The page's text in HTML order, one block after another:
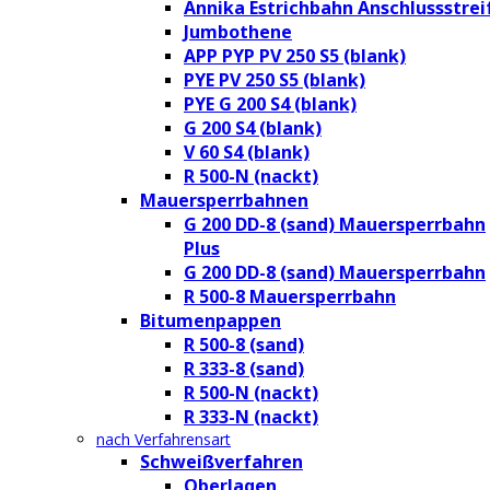
Annika Estrichbahn
Jumbothene
APP PYP PV 250 S5 (blank)
PYE PV 250 S5 (blank)
PYE G 200 S4 (blank)
G 200 S4 (blank)
V 60 S4 (blank)
R 500-N (nackt)
Mauersperrbahnen
G 200 DD-8 (sand) Mauersperrbahn
Plus
G 200 DD-8 (sand) Mauersperrbahn
R 500-8 Mauersperrbahn
Bitumenpappen
R 500-8 (sand)
R 333-8 (sand)
R 500-N (nackt)
R 333-N (nackt)
nach Verfahrensart
Schweißverfahren